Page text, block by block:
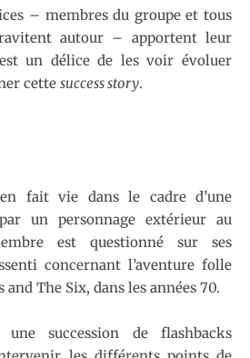
– membres du groupe et tous
autour – apportent leur
un délice de les voir évoluer
cette success story.
fait vie dans le cadre d’une
un personnage extérieur au
est questionné sur ses
concernant l’aventure folle
and The Six, dans les années 70.
succession de flashbacks